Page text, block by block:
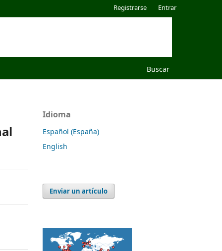
Buscar
Registrarse Entrar
Idioma
Español (España)
English
Enviar un artículo